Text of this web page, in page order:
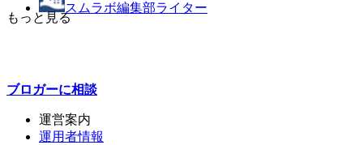
スムラボ編集部ライター
もっと見る
ブロガーに相談
運営案内
運用者情報